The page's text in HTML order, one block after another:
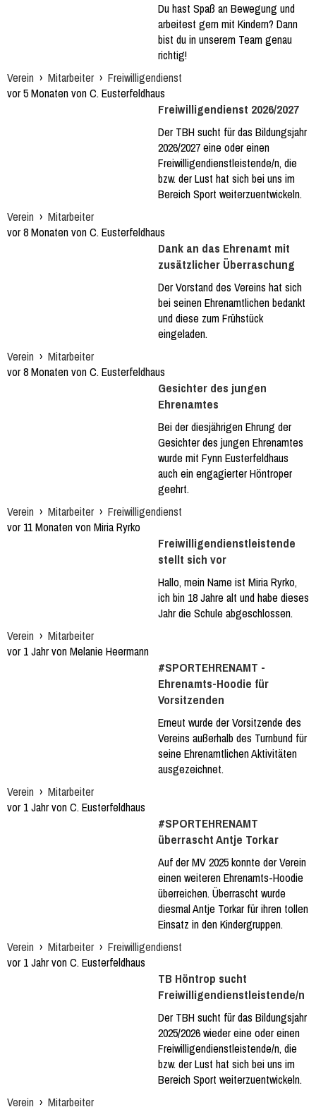
Du hast Spaß an Bewegung und
arbeitest gern mit Kindern? Dann
bist du in unserem Team genau
richtig!
Verein › Mitarbeiter › Freiwilligendienst
vor 5 Monaten von C. Eusterfeldhaus
Freiwilligendienst 2026/2027
Der TBH sucht für das Bildungsjahr
2026/2027 eine oder einen
Freiwilligendienstleistende/n, die
bzw. der Lust hat sich bei uns im
Bereich Sport weiterzuentwickeln.
Verein › Mitarbeiter
vor 8 Monaten von C. Eusterfeldhaus
Dank an das Ehrenamt mit
zusätzlicher Überraschung
Der Vorstand des Vereins hat sich
bei seinen Ehrenamtlichen bedankt
und diese zum Frühstück
eingeladen.
Verein › Mitarbeiter
vor 8 Monaten von C. Eusterfeldhaus
Gesichter des jungen
Ehrenamtes
Bei der diesjährigen Ehrung der
Gesichter des jungen Ehrenamtes
wurde mit Fynn Eusterfeldhaus
auch ein engagierter Höntroper
geehrt.
Verein › Mitarbeiter › Freiwilligendienst
vor 11 Monaten von Miria Ryrko
Freiwilligendienstleistende
stellt sich vor
Hallo, mein Name ist Miria Ryrko,
ich bin 18 Jahre alt und habe dieses
Jahr die Schule abgeschlossen.
Verein › Mitarbeiter
vor 1 Jahr von Melanie Heermann
#SPORTEHRENAMT -
Ehrenamts-Hoodie für
Vorsitzenden
Erneut wurde der Vorsitzende des
Vereins außerhalb des Turnbund für
seine Ehrenamtlichen Aktivitäten
ausgezeichnet.
Verein › Mitarbeiter
vor 1 Jahr von C. Eusterfeldhaus
#SPORTEHRENAMT
überrascht Antje Torkar
Auf der MV 2025 konnte der Verein
einen weiteren Ehrenamts-Hoodie
überreichen. Überrascht wurde
diesmal Antje Torkar für ihren tollen
Einsatz in den Kindergruppen.
Verein › Mitarbeiter › Freiwilligendienst
vor 1 Jahr von C. Eusterfeldhaus
TB Höntrop sucht
Freiwilligendienstleistende/n
Der TBH sucht für das Bildungsjahr
2025/2026 wieder eine oder einen
Freiwilligendienstleistende/n, die
bzw. der Lust hat sich bei uns im
Bereich Sport weiterzuentwickeln.
Verein › Mitarbeiter